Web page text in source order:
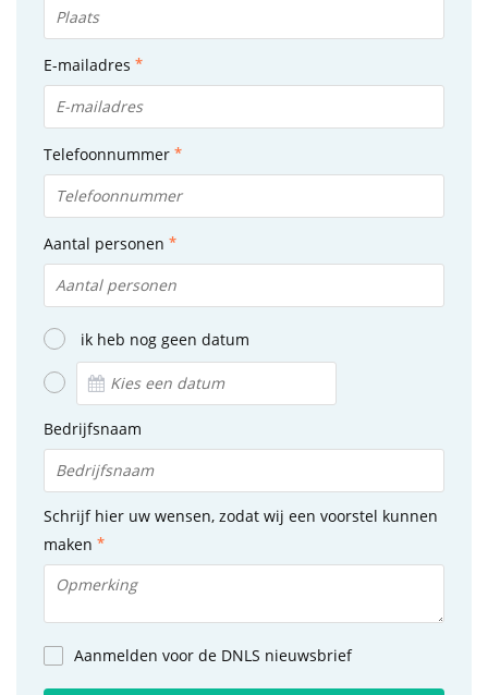
E-mailadres
Telefoonnummer
Aantal personen
ik heb nog geen datum
Bedrijfsnaam
Schrijf hier uw wensen, zodat wij een voorstel kunnen
maken
Aanmelden voor de DNLS nieuwsbrief